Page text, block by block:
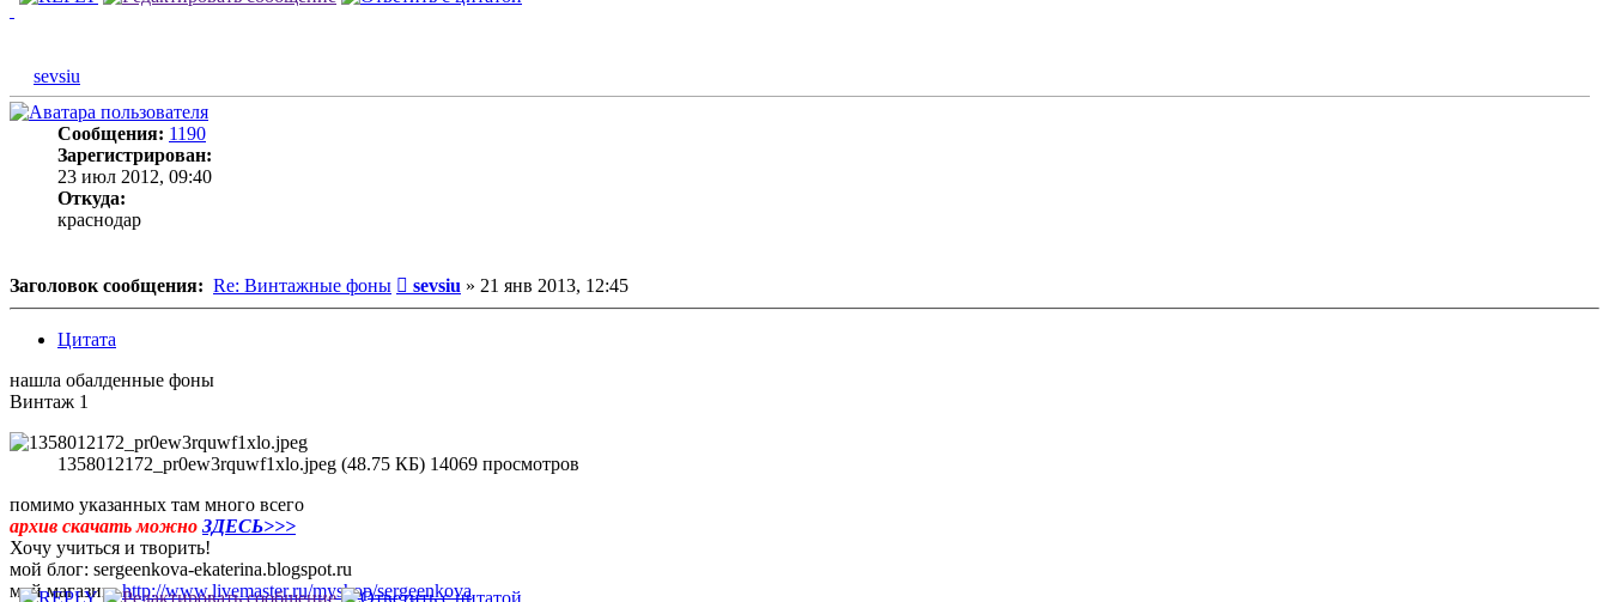
sevsiu
Сообщения: 1190
Зарегистрирован:
23 июл 2012, 09:40
Откуда:
краснодар
Заголовок сообщения: Re: Винтажные фоны Сообщение
sevsiu » 21 янв 2013, 12:45
Цитата
нашла обалденные фоны
Винтаж 1
1358012172_pr0ew3rquwf1xlo.jpeg (48.75 КБ) 14069 просмотров
помимо указанных там много всего
архив скачать можно ЗДЕСЬ>>>
Хочу учиться и творить!
мой блог: sergeenkova-ekaterina.blogspot.ru
мой магазин:http://www.livemaster.ru/myshop/sergeenkova